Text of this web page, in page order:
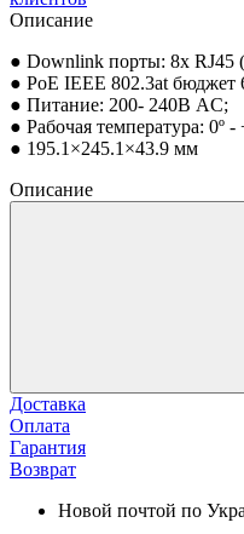
Описание
● Downlink порты: 8x RJ45
● PoE IEEE 802.3at бюджет
● Питание: 200- 240В AC;
● Рабочая температура: 0º -
● 195.1×245.1×43.9 мм
Описание
Доставка
Оплата
Гарантия
Возврат
Новой почтой по